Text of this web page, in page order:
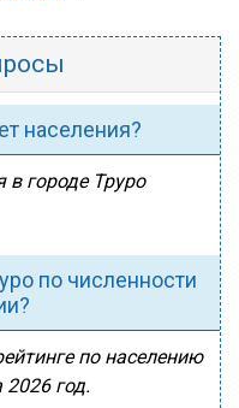
населения?
в городе Труро
по численности
по населению
год.